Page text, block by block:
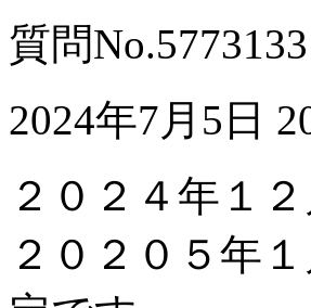
質問
2024年7月5日
２０２４年１
２０２０５年